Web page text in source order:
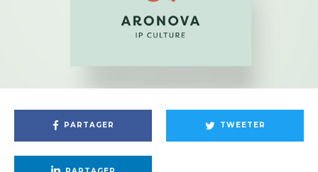
PARTAGER TWEETER